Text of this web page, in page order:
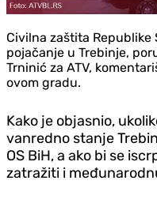
Civilna zaštita Republike
pojačanje u Trebinje,
Trninić za ATV,
ovom gradu.
Kako je objasnio,
vanredno stanje
OS BiH, a ako bi se
zatražiti i